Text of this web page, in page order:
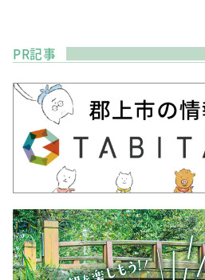
PR記事